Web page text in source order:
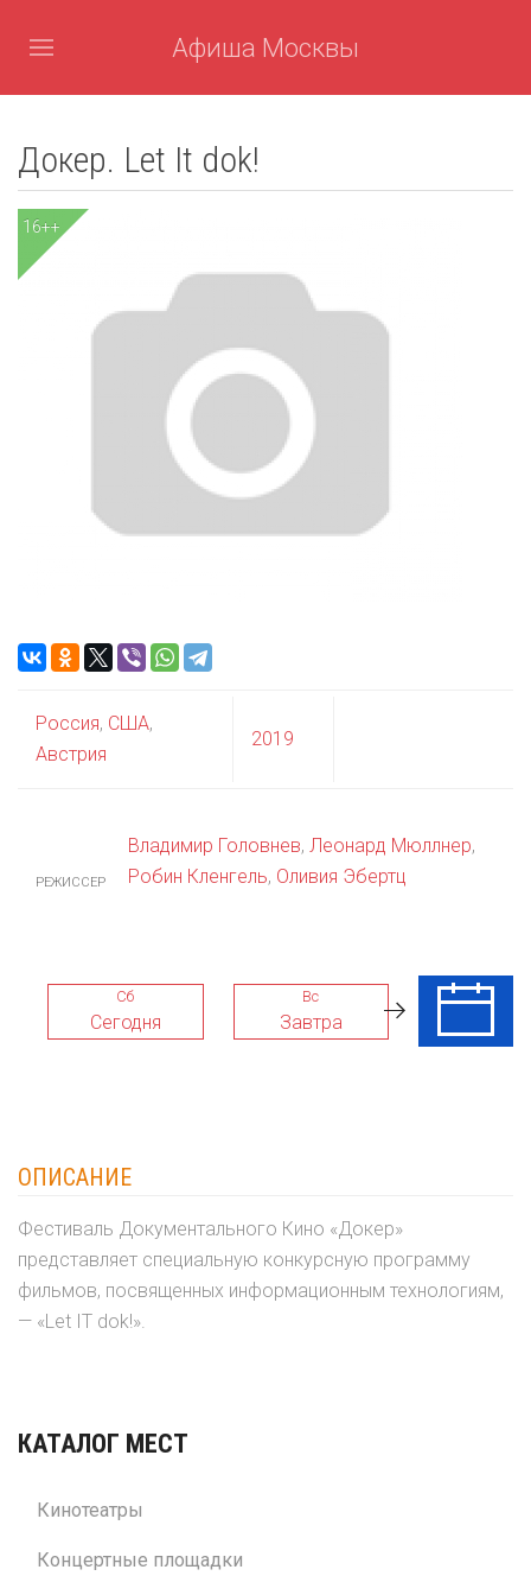
Афиша Москвы
Докер. Let It dok!
16++
Россия, США,
Австрия
2019
РЕЖИССЕР
Владимир Головнев, Леонард Мюллнер,
Робин Кленгель, Оливия Эбертц
Сб
Сегодня
Вс
Завтра
Пн
ОПИСАНИЕ
Фестиваль Документального Кино «Докер»
представляет специальную конкурсную программу
фильмов, посвященных информационным технологиям,
— «Let IT dok!».
КАТАЛОГ МЕСТ
Кинотеатры
Концертные площадки